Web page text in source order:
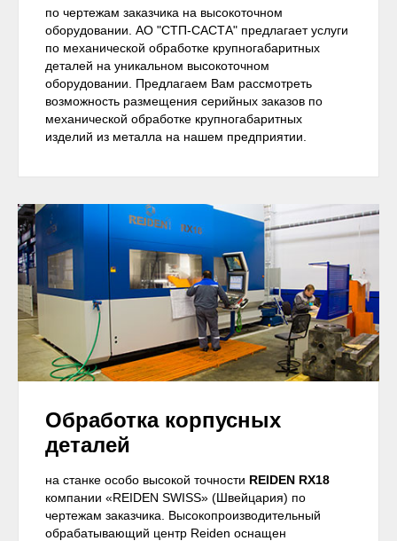
по чертежам заказчика на высокоточном
оборудовании. АО "СТП-САСТА" предлагает услуги
по механической обработке крупногабаритных
деталей на уникальном высокоточном
оборудовании. Предлагаем Вам рассмотреть
возможность размещения серийных заказов по
механической обработке крупногабаритных
изделий из металла на нашем предприятии.
Обработка корпусных
деталей
на станке особо высокой точности REIDEN RX18
компании «REIDEN SWISS» (Швейцария) по
чертежам заказчика. Высокопроизводительный
обрабатывающий центр Reiden оснащен